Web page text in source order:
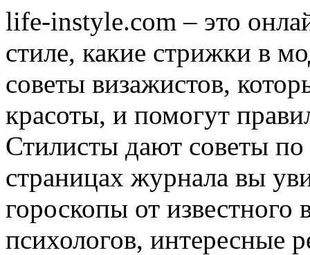
life-instyle.com – это
стиле, какие стрижки в
советы визажистов,
красоты, и помогут
Стилисты дают советы
страницах журнала вы
гороскопы от известного
психологов, интересные